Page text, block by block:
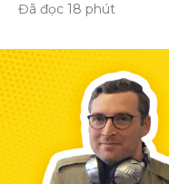
Đã đọc 18 phút